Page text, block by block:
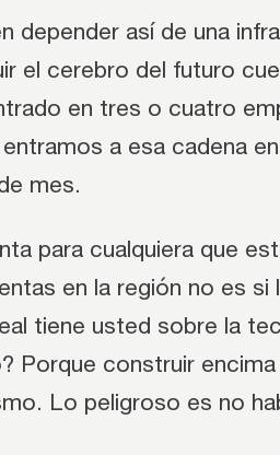
depender así de una
el cerebro del futuro
en tres o cuatro
a esa cadena
mes.
para cualquiera que
en la región no es
tiene usted sobre la
Porque construir
Lo peligroso es no